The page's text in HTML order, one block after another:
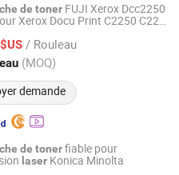
de toner FUJI Xerox Dcc2250
Xerox Docu Print C2250 C2255
detoner
/ Rouleau
(MOQ)
demande
Co., Ltd.
Depuis 2023
de tonerfiable pour
laser Konica Minolta
of Zhuhai